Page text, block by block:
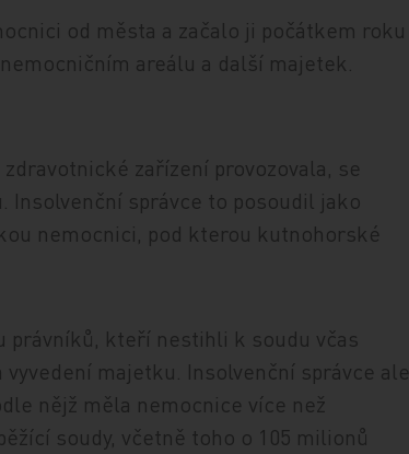
od města a začalo ji počátkem roku
areálu a další majetek.
zařízení provozovala, se
Insolvenční správce to posoudil jako
nemocnici, pod kterou kutnohorské
právníků, kteří nestihli k soudu včas
majetku. Insolvenční správce ale
nějž měla nemocnice více než
soudy, včetně toho o 105 milionů